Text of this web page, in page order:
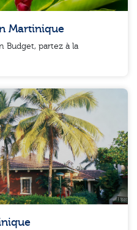
Martinique
Budget, partez à la